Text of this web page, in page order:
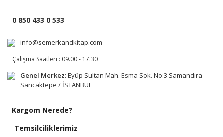
0 850 433 0 533
info@semerkandkitap.com
Çalışma Saatleri : 09.00 - 17.30
Genel Merkez:Eyüp Sultan Mah. Esma Sok. No:3 Samandıra
Sancaktepe / İSTANBUL
Kargom Nerede?
Temsilciliklerimiz